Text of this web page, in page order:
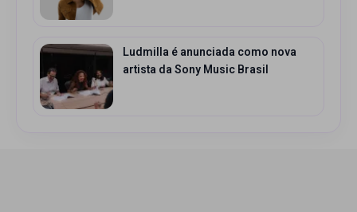
Ludmilla é anunciada como nova
artista da Sony Music Brasil